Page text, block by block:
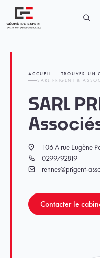
ACCUEIL
TROUVER UN
SARL PRIGENT &
SARL
Localisation106 A rue Eugène
Téléphone
0299792819
Emailrennes@prigent-
Contacter le
Panneau de gestion des cookies